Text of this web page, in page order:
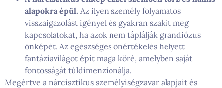
alapokra épül. Az ilyen személy folyamatos
visszaigazolást igényel és gyakran szakít meg
kapcsolatokat, ha azok nem táplálják grandiózus
önképét. Az egészséges önértékelés helyett
fantáziavilágot épít maga köré, amelyben saját
fontosságát túldimenzionálja.
Megértve a nárcisztikus személyiségzavar alapjait és